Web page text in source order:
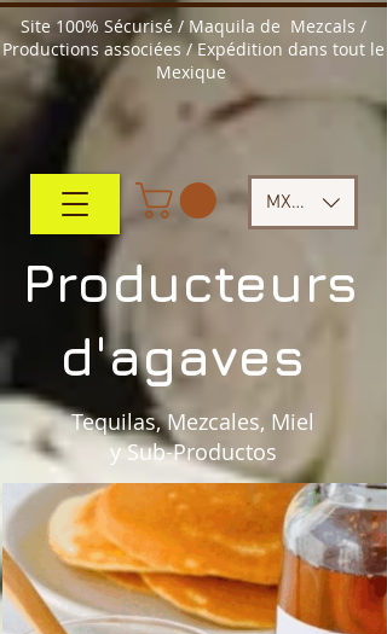
Site 100% Sécurisé / Maquila de Mezcals /
Productions associées / Expédition dans tout le
Mexique
MXN ($)
Producteurs
d'agaves
Tequilas, Mezcales, Miel
y Sub-Productos